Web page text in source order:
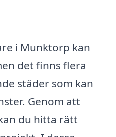
i Munktorp kan
det finns flera
städer som kan
Genom att
du hitta rätt